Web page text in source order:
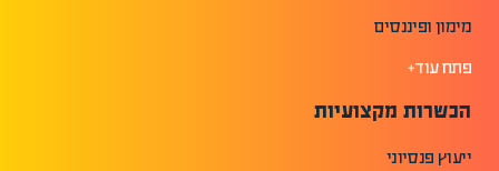
מימון ופיננסים
פתח עוד+
הכשרות מקצועיות
ייעוץ פנסיוני